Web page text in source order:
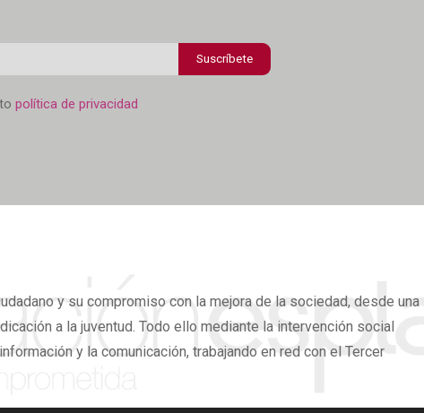
política de privacidad
Suscríbete
y su compromiso con la mejora de la sociedad, desde una
a la juventud. Todo ello mediante la intervención social
y la comunicación, trabajando en red con el Tercer